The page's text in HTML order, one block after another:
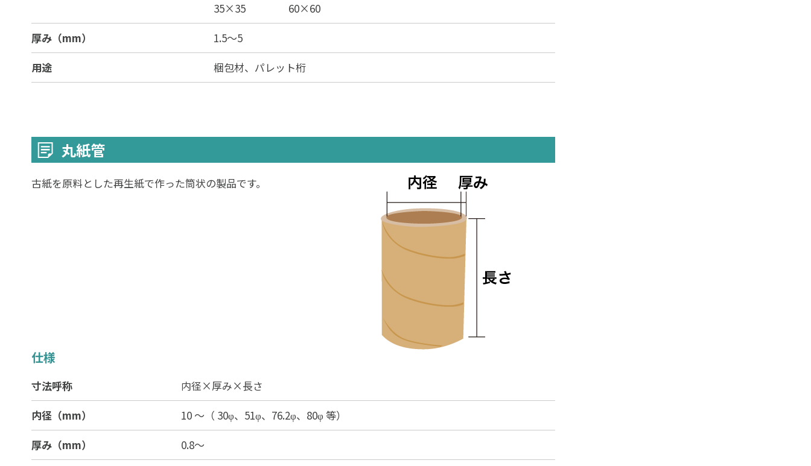
35×35
60×60
厚み（mm）
1.5～5
用途
梱包材、パレット桁
丸紙管
古紙を原料とした再生紙で作った筒状の製品です。
仕様
寸法呼称
内径×厚み×長さ
内径（mm）
10 ～（ 30φ、51φ、76.2φ、80φ 等）
厚み（mm）
0.8～